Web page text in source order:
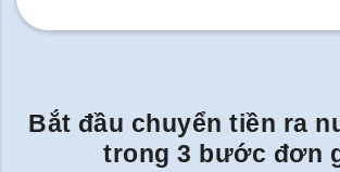
Bắt đầu chuyển tiền ra
trong 3 bước đơn